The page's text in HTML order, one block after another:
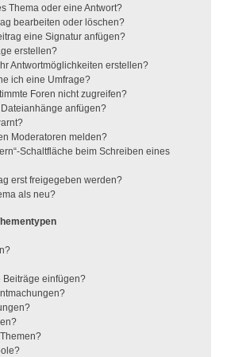
Thema oder eine Antwort?
bearbeiten oder löschen?
eine Signatur anfügen?
erstellen?
Antwortmöglichkeiten erstellen?
ich eine Umfrage?
Foren nicht zugreifen?
anfügen?
Moderatoren melden?
Schaltfläche beim Schreiben eines
erst freigegeben werden?
als neu?
Beiträge einfügen?